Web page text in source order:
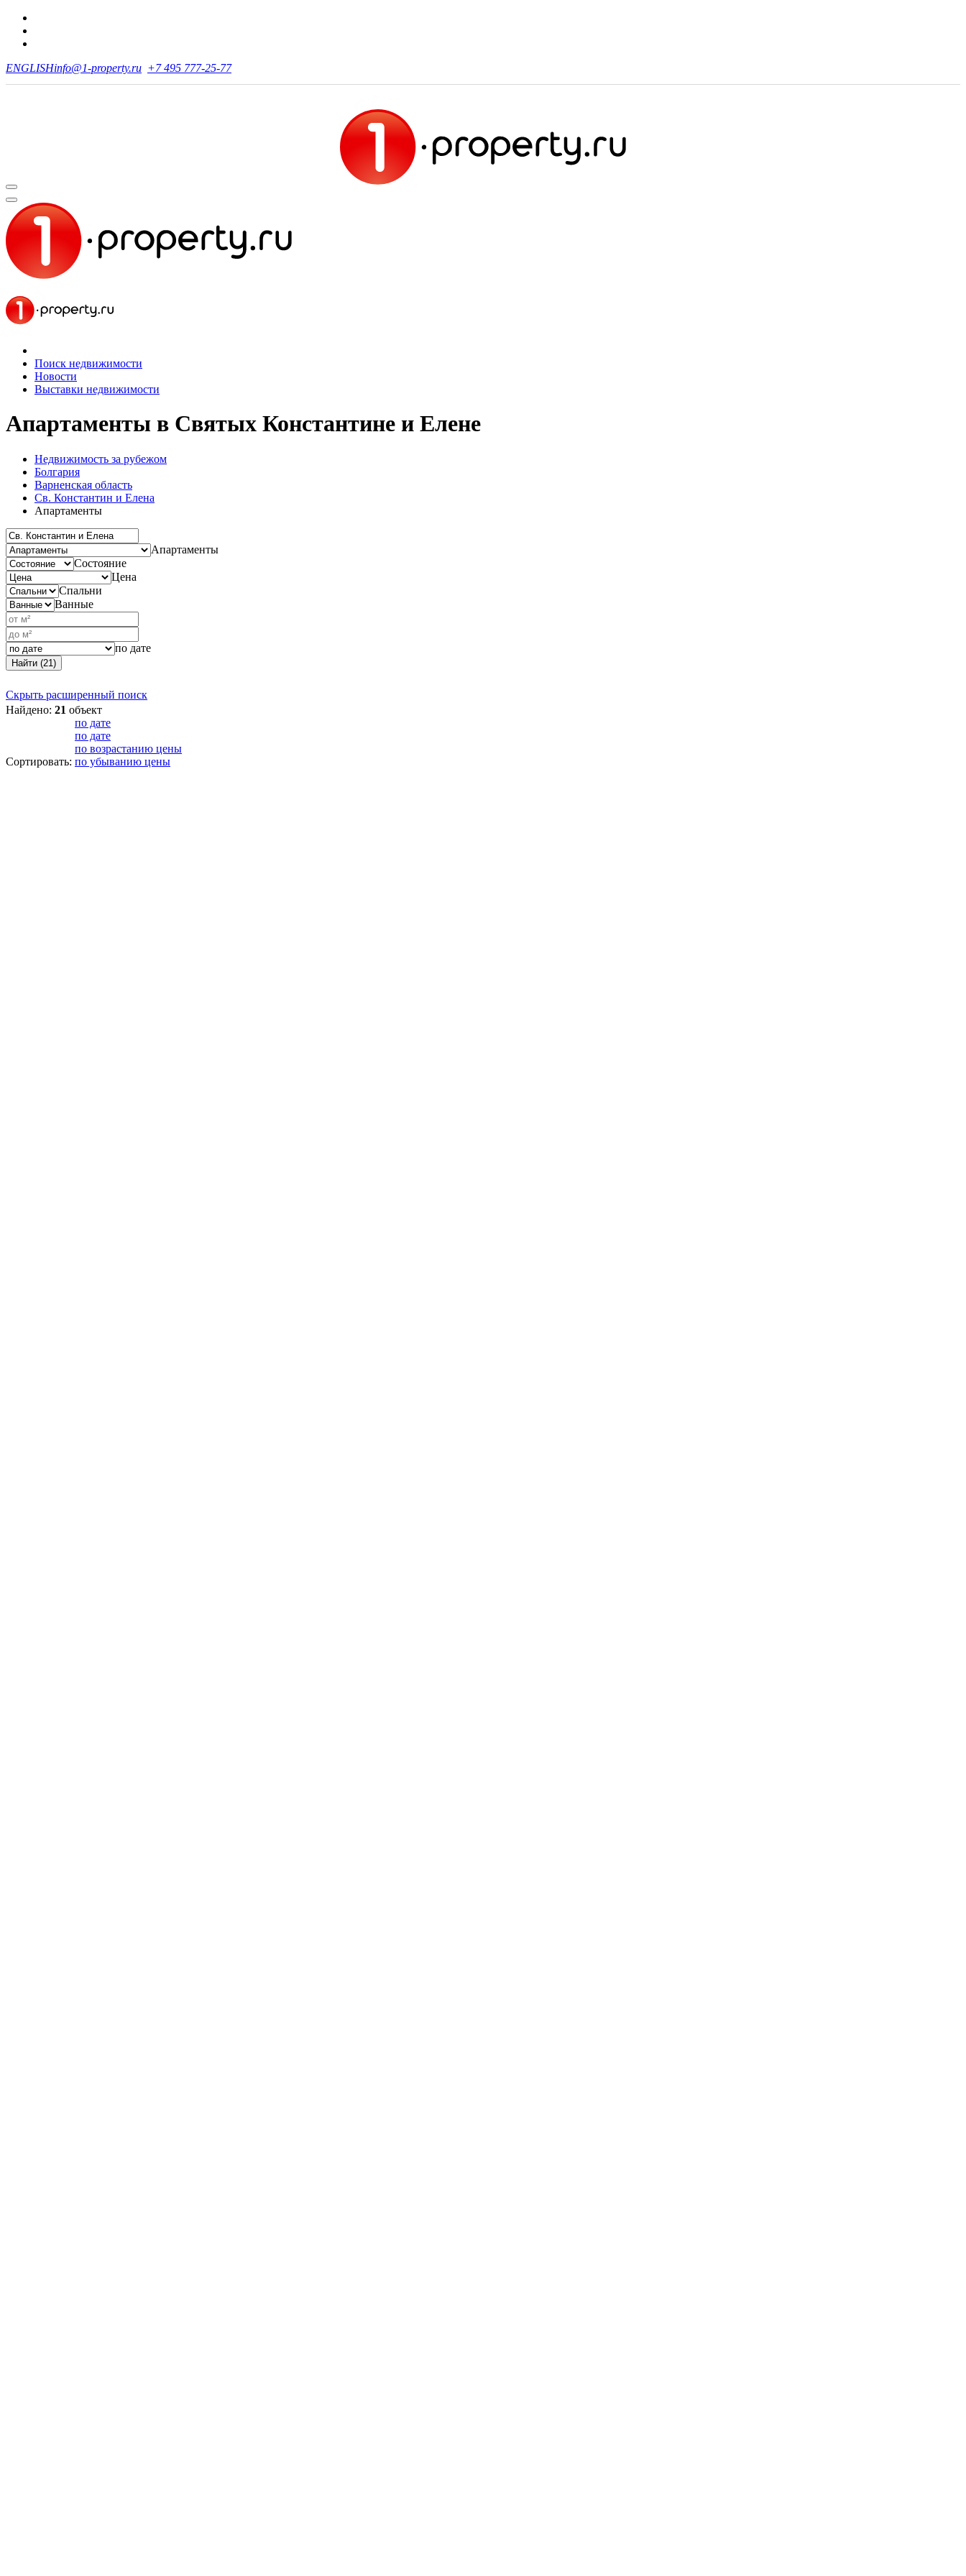
ENGLISHinfo@1-property.ru +7 495 777-25-77
Поиск недвижимости
Новости
Выставки недвижимости
Апартаменты в Святых Константине и Елене
Недвижимость за рубежом
Болгария
Варненская область
Св. Константин и Елена
Апартаменты
Апартаменты
Состояние
Цена
Спальни
Ванные
по дате
Найти (21)
Скрыть расширенный поиск
Найдено: 21 объект
Сортировать:
по дате
по дате
по возрастанию цены
по убыванию цены